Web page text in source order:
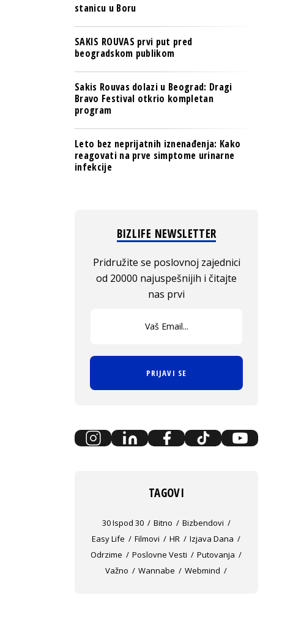
stanicu u Boru
SAKIS ROUVAS prvi put pred
beogradskom publikom
Sakis Rouvas dolazi u Beograd: Dragi
Bravo Festival otkrio kompletan
program
Leto bez neprijatnih iznenađenja: Kako
reagovati na prve simptome urinarne
infekcije
BIZLIFE NEWSLETTER
Pridružite se poslovnoj zajednici
od 20000 najuspešnijih i čitajte
nas prvi
PRIJAVI SE
TAGOVI
30 Ispod 30 Bitno
Bizbendovi
Easy Life
Filmovi HR
Izjava Dana
Odrzime
Poslovne Vesti
Putovanja
Važno
Wannabe Webmind